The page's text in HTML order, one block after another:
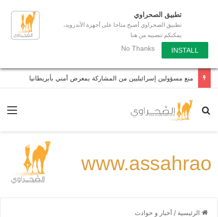
تطبيق الصحراوي
تطبيق الصحراوي أصبح متاحا على أجهزة الأندرويد،
يمكنكم تنصيبه من هنا
No Thanks INSTALL
منع مسؤولين إسرائيليين من المشاركة يمعرض أمني بأبريطانيا
بحث عن
الرئيسية / أخبار و حوادث